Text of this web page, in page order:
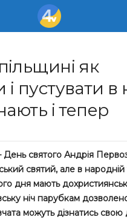
як
пустувати в
і тепер
День святого Андрія
святий, але в народній
дня мають
ніч парубкам
можуть дізнатись